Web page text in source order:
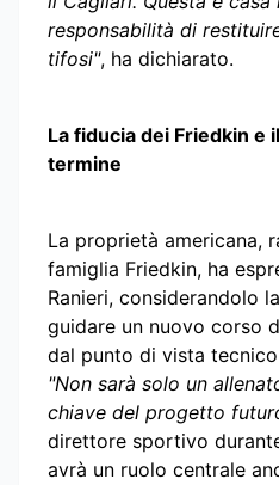
responsabilità di
tifosi", ha dichiarato.
La fiducia dei Friedkin e
termine
La proprietà americana,
famiglia Friedkin, ha
Ranieri, considerandolo
guidare un nuovo corso
dal punto di vista
"Non sarà solo un
chiave del progetto
direttore sportivo
avrà un ruolo centrale